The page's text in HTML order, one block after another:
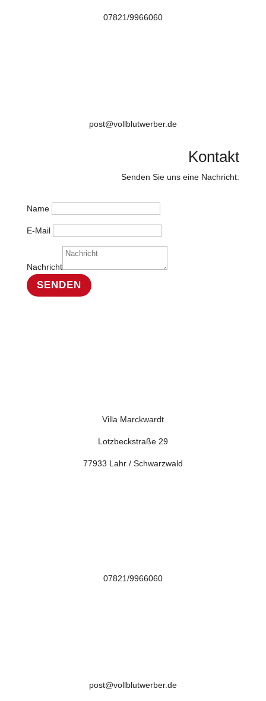
07821/9966060
post@vollblutwerber.de
Kontakt
Senden Sie uns eine Nachricht:
Name
E-Mail
Nachricht
SENDEN
Villa Marckwardt
Lotzbeckstraße 29
77933 Lahr / Schwarzwald
07821/9966060
post@vollblutwerber.de